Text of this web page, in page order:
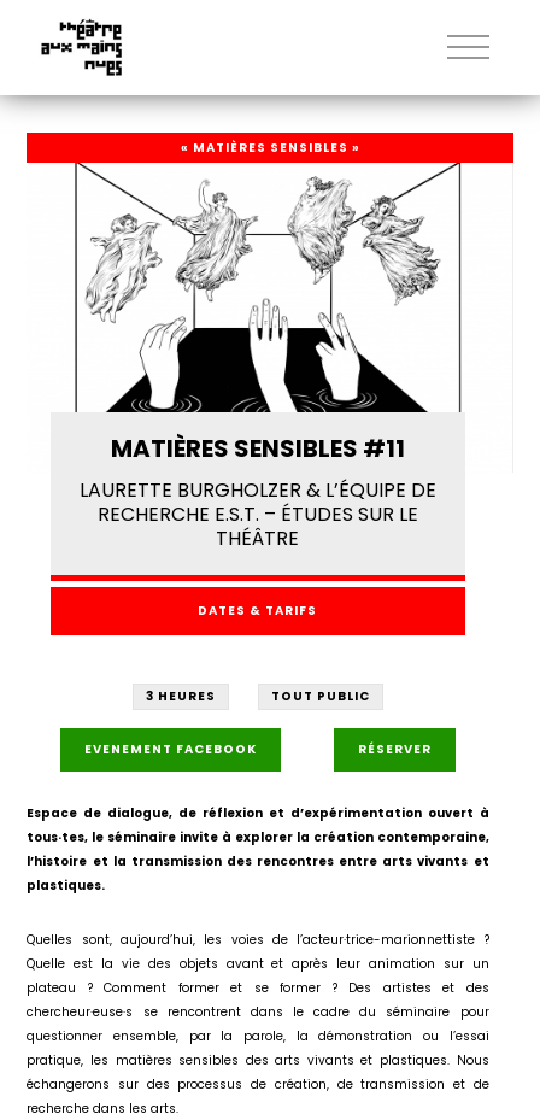
« MATIÈRES SENSIBLES »
MATIÈRES SENSIBLES #11
LAURETTE BURGHOLZER & L’ÉQUIPE DE
RECHERCHE E.S.T. – ÉTUDES SUR LE
THÉÂTRE
DATES & TARIFS
3 HEURES TOUT PUBLIC
EVENEMENT FACEBOOK RÉSERVER
Espace de dialogue, de réflexion et d’expérimentation ouvert à
tous·tes, le séminaire invite à explorer la création contemporaine,
l’histoire et la transmission des rencontres entre arts vivants et
plastiques.
Quelles sont, aujourd’hui, les voies de l’acteur·trice-marionnettiste ?
Quelle est la vie des objets avant et après leur animation sur un
plateau ? Comment former et se former ? Des artistes et des
chercheur·euse·s se rencontrent dans le cadre du séminaire pour
questionner ensemble, par la parole, la démonstration ou l’essai
pratique, les matières sensibles des arts vivants et plastiques. Nous
échangerons sur des processus de création, de transmission et de
recherche dans les arts.